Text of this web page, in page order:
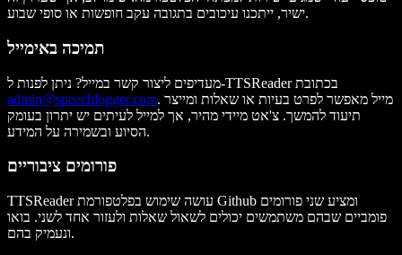
ישיר, ייתכנו עיכובים בתגובה עקב חופשות או סופי שבוע.
תמיכה באימייל
מעדיפים ליצור קשר במייל? ניתן לפנות ל-TTSReader בכתובת
admin@speechlogger.com. מייל מאפשר לפרט בעיות או שאלות ומייצר
תיעוד להמשך. צ'אט מיידי מהיר, אך למייל לעיתים יש יתרון בעומק
הסיוע ובשמירה על המידע.
פורומים ציבוריים
TTSReader עושה שימוש בפלטפורמת Github ומציע שני פורומים
פומביים שבהם משתמשים יכולים לשאול שאלות ולעזור אחד לשני. בואו
ונעמיק בהם.